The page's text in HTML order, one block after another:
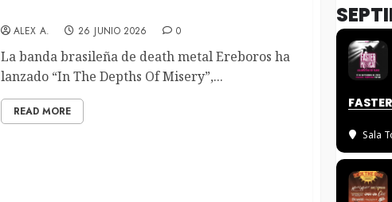
ALEX A. 26 JUNIO 2026 0
La banda brasileña de death metal Ereboros ha
lanzado “In The Depths Of Misery”,...
READ MORE
Sala